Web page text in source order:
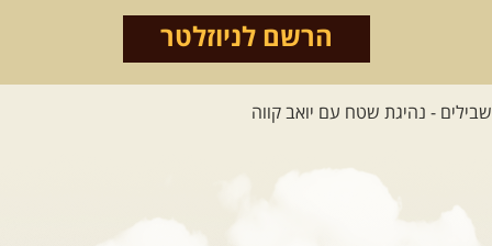
והמרגשות בעולם. קירגיסטאן היא לא ...
26.08-02.09.2026 - גאורגיה,
המגדלים של הקווקז
הקווקז הגבוה מחכה לכם: נתיבי שטח
מרהיבים, פסגות מושלגות, אירוח ...
[המשך]
הרשם לניוזלטר